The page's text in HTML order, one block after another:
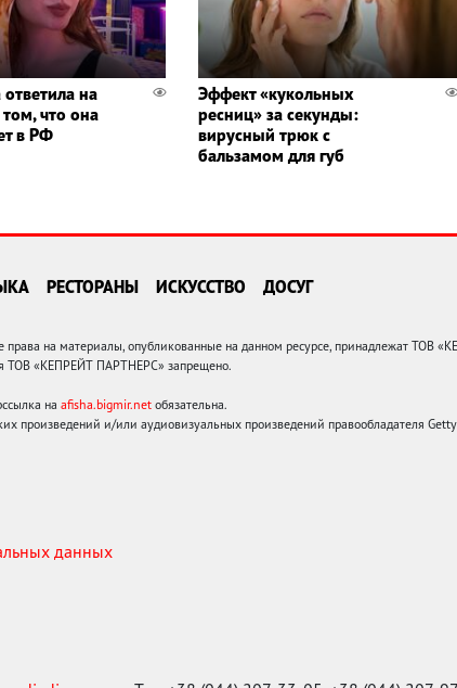
на
что она
в РФ
Эффект «кукольных
ресниц» за секунды:
вирусный трюк с
бальзамом для губ
РЕСТОРАНЫ ИСКУССТВО ДОСУГ
на материалы, опубликованные на данном ресурсе, принадлежат ТОВ
ТОВ «КЕПРЕЙТ ПАРТНЕРС» запрещено.
на afisha.bigmir.net обязательна.
произведений и/или аудиовизуальных произведений правообладателя Getty
данных